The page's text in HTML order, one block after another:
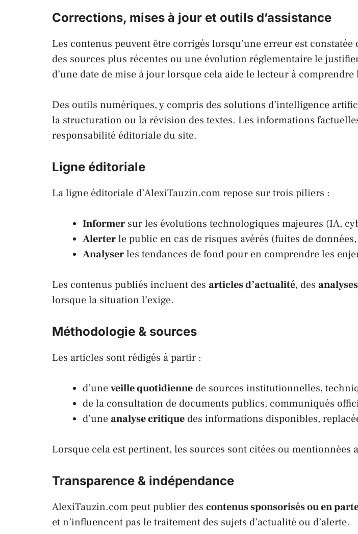
Corrections, mises à jour et outils d’assistance
Les contenus peuvent être corrigés lorsqu’une erreur est
des sources plus récentes ou une évolution réglementaire le
d’une date de mise à jour lorsque cela aide le lecteur à
Des outils numériques, y compris des solutions d’intelligence
la structuration ou la révision des textes. Les informations
responsabilité éditoriale du site.
Ligne éditoriale
La ligne éditoriale d’AlexiTauzin.com repose sur trois piliers :
Informer sur les évolutions technologiques majeures (IA,
Alerterle public en cas de risques avérés (fuites de
Analyserles tendances de fond pour en comprendre les
Les contenus publiés incluent des articles d’actualité, des analyses
lorsque la situation l’exige.
Méthodologie & sources
Les articles sont rédigés à partir :
d’uneveille quotidienne de sources institutionnelles,
de la consultation de documents publics, communiqués
d’uneanalyse critique des informations disponibles,
Lorsque cela est pertinent, les sources sont citées ou mentionnées
Transparence & indépendance
AlexiTauzin.com peut publier des contenus sponsorisés ou en
et n’influencent pas le traitement des sujets d’actualité ou d’alerte.